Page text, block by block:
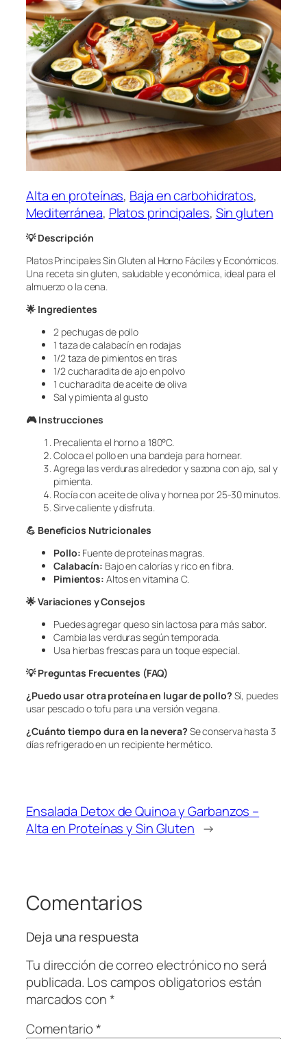
Alta en proteínas, Baja en carbohidratos
Mediterránea, Platos principales, Sin gluten
💡Descripción
Platos Principales Sin Gluten al Horno Fáciles y Económicos.
Una receta sin gluten, saludable y económica, ideal para el
almuerzo o la cena.
🌟Ingredientes
2 pechugas de pollo
1 taza de calabacín en rodajas
1/2 taza de pimientos en tiras
1/2 cucharadita de ajo en polvo
1 cucharadita de aceite de oliva
Sal y pimienta al gusto
🎮Instrucciones
Precalienta el horno a 180°C.
Coloca el pollo en una bandeja para hornear.
Agrega las verduras alrededor y sazona con ajo, sal y
pimienta.
Rocía con aceite de oliva y hornea por 25-30 minutos.
Sirve caliente y disfruta.
💪 Beneficios Nutricionales
Pollo: Fuente de proteínas magras.
Calabacín: Bajo en calorías y rico en fibra.
Pimientos: Altos en vitamina C.
🌟Variaciones y Consejos
Puedes agregar queso sin lactosa para más sabor.
Cambia las verduras según temporada.
Usa hierbas frescas para un toque especial.
💡Preguntas Frecuentes (FAQ)
¿Puedo usar otra proteína en lugar de pollo? Sí, puedes
usar pescado o tofu para una versión vegana.
¿Cuánto tiempo dura en la nevera? Se conserva hasta 3
días refrigerado en un recipiente hermético.
Ensalada Detox de Quinoa y Garbanzos –
Alta en Proteínas y Sin Gluten →
Comentarios
Deja una respuesta
Tu dirección de correo electrónico no será
publicada. Los campos obligatorios están
marcados con*
Comentario*